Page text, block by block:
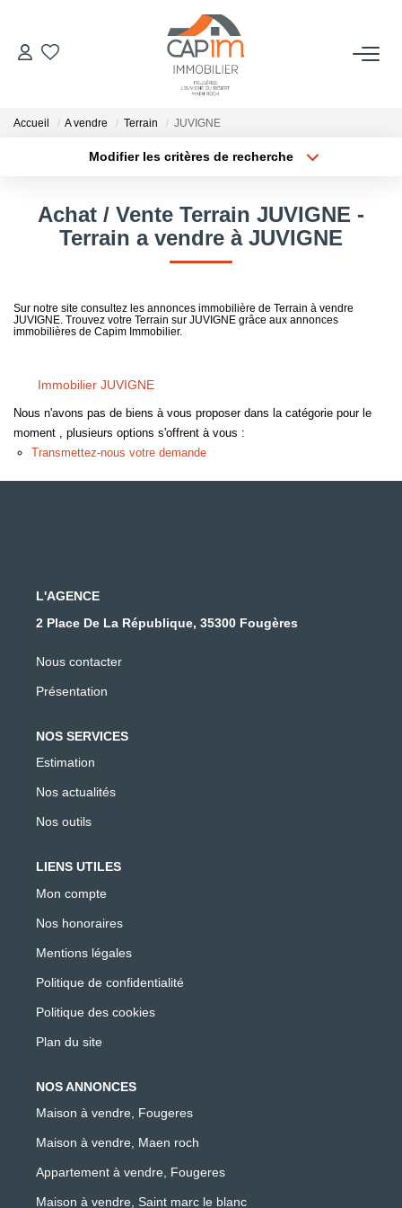
VENTES
Qui Sommes Nous
Nous Rejoindre
Nos Actualités
Accueil A vendre Terrain JUVIGNE
Modifier les critères de recherche
Surface min Budget max
Achat / Vente Terrain JUVIGNE -
Terrain a vendre à JUVIGNE
Sur notre site consultez les annonces immobilière de Terrain à vendre
JUVIGNE. Trouvez votre Terrain sur JUVIGNE grâce aux annonces
immobilières de Capim Immobilier.
Immobilier JUVIGNE
Nous n'avons pas de biens à vous proposer dans la catégorie pour le
moment , plusieurs options s'offrent à vous :
Transmettez-nous votre demande
L'AGENCE
2 Place De La République, 35300 Fougères
Nous contacter
Présentation
NOS SERVICES
Estimation
Nos actualités
Nos outils
LIENS UTILES
Mon compte
Nos honoraires
Mentions légales
Politique de confidentialité
Politique des cookies
Plan du site
NOS ANNONCES
Maison à vendre, Fougeres
Maison à vendre, Maen roch
Appartement à vendre, Fougeres
Maison à vendre, Saint marc le blanc